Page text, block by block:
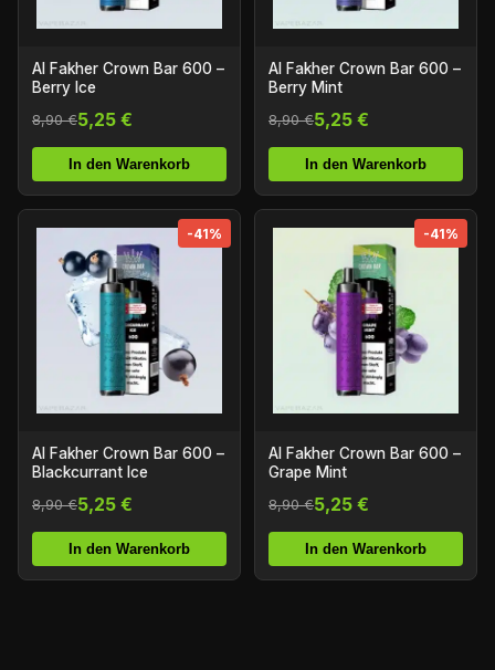
Al Fakher Crown Bar 600 –
Berry Ice
8,90 €5,25 €
In den Warenkorb
Al Fakher Crown Bar 600 –
Berry Mint
8,90 €5,25 €
In den Warenkorb
-41%
Al Fakher Crown Bar 600 –
Blackcurrant Ice
8,90 €5,25 €
In den Warenkorb
-41%
Al Fakher Crown Bar 600 –
Grape Mint
8,90 €5,25 €
In den Warenkorb